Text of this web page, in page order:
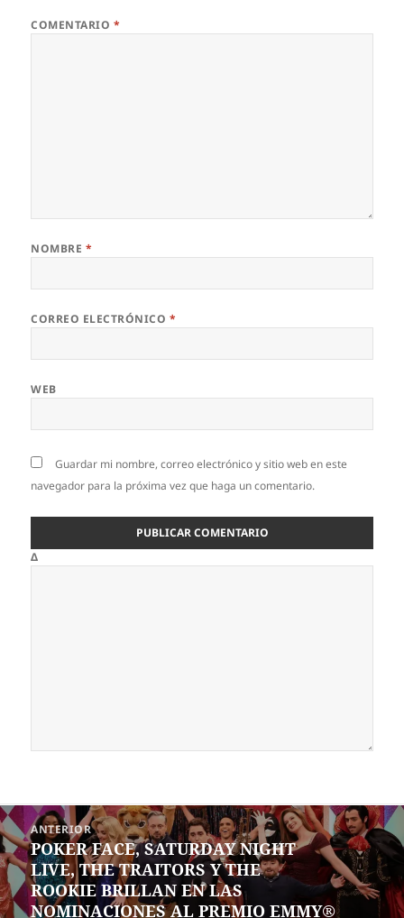
COMENTARIO *
NOMBRE *
CORREO ELECTRÓNICO *
WEB
Guardar mi nombre, correo electrónico y sitio web en este
navegador para la próxima vez que haga un comentario.
Δ
Navegación
de
entradas
ANTERIOR
Entrada
anterior:
POKER FACE, SATURDAY NIGHT
LIVE, THE TRAITORS Y THE
ROOKIE BRILLAN EN LAS
NOMINACIONES AL PREMIO EMMY®